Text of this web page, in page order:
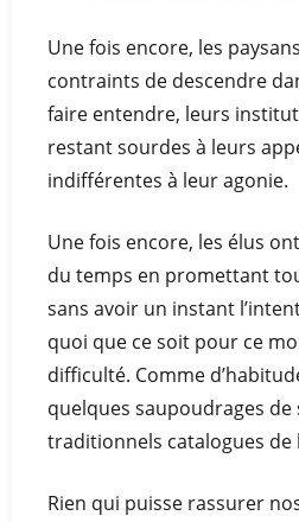
Une fois encore, les
contraints de descendre
faire entendre, leurs
restant sourdes à leurs
indifférentes à leur agonie.
Une fois encore, les élus
du temps en promettant
sans avoir un instant
quoi que ce soit pour ce
difficulté. Comme
quelques saupoudrages
traditionnels catalogues
Rien qui puisse rassurer